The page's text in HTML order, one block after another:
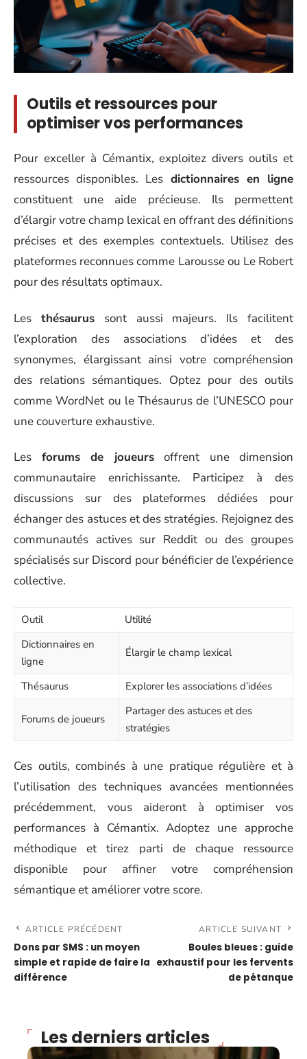
Outils et ressources pour
optimiser vos performances
Pour exceller à Cémantix, exploitez divers outils et
ressources disponibles. Les dictionnaires en ligne
constituent une aide précieuse. Ils permettent
d’élargir votre champ lexical en offrant des définitions
précises et des exemples contextuels. Utilisez des
plateformes reconnues comme Larousse ou Le Robert
pour des résultats optimaux.
Les thésaurussont aussi majeurs. Ils facilitent
l’exploration des associations d’idées et des
synonymes, élargissant ainsi votre compréhension
des relations sémantiques. Optez pour des outils
comme WordNet ou le Thésaurus de l’UNESCO pour
une couverture exhaustive.
Les forums de joueursoffrent une dimension
communautaire enrichissante. Participez à des
discussions sur des plateformes dédiées pour
échanger des astuces et des stratégies. Rejoignez des
communautés actives sur Reddit ou des groupes
spécialisés sur Discord pour bénéficier de l’expérience
collective.
Outil
Utilité
Dictionnaires en
ligne
Élargir le champ lexical
Thésaurus Explorer les associations d’idées
Forums de joueurs
Partager des astuces et des
stratégies
Ces outils, combinés à une pratique régulière et à
l’utilisation des techniques avancées mentionnées
précédemment, vous aideront à optimiser vos
performances à Cémantix. Adoptez une approche
méthodique et tirez parti de chaque ressource
disponible pour affiner votre compréhension
sémantique et améliorer votre score.
ARTICLE PRÉCÉDENT
Dons par SMS : un moyen
simple et rapide de faire la
différence
ARTICLE SUIVANT
Boules bleues : guide
exhaustif pour les fervents
de pétanque
Les derniers articles